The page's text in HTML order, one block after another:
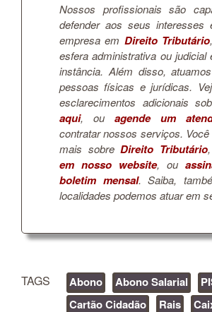
Nossos profissionais são
defender aos seus
empresa em Direito Tributário
esfera administrativa ou judicial
instância. Além disso,
pessoas físicas e jurídicas.
esclarecimentos adicionais
aqui, ou agende um
contratar nossos serviços.
mais sobreDireito Tributário,
em nosso website, ou
boletim mensal. Saiba,
localidades podemos atuar em
TAGS Abono Abono Salarial
Cartão Cidadão
Rais